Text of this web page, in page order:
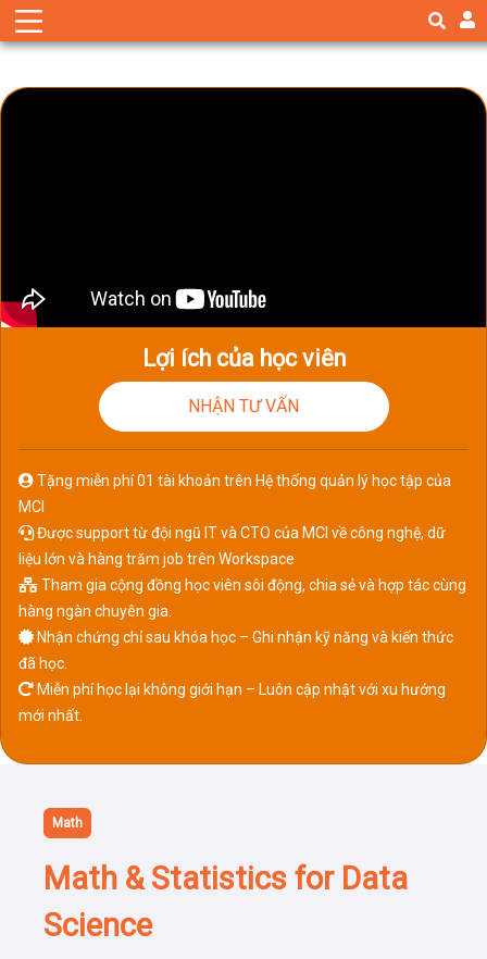
Lợi ích của học viên
NHẬN TƯ VẤN
Tặng miễn phí 01 tài khoản trên Hệ thống quản lý học tập của
MCI
Được support từ đội ngũ IT và CTO của MCI về công nghệ, dữ
liệu lớn và hàng trăm job trên Workspace
Tham gia cộng đồng học viên sôi động, chia sẻ và hợp tác cùng
hàng ngàn chuyên gia.
Nhận chứng chỉ sau khóa học – Ghi nhận kỹ năng và kiến thức
đã học.
Miễn phí học lại không giới hạn – Luôn cập nhật với xu hướng
mới nhất.
Math
Math & Statistics for Data
Science